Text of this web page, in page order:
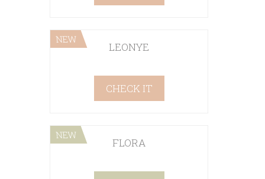
NEW
LEONYE
CHECK IT
NEW
FLORA